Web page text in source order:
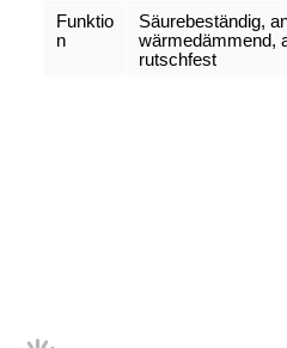
Funktio
n
Säurebeständig,
wärmedämmend,
rutschfest